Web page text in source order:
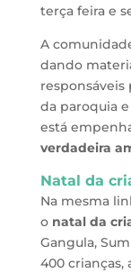
terça feira e
A
dando
responsáveis
da paroquia e
está
verdadeira
Natal da
Na mesma
o natal da
Gangula,
400 crianças,